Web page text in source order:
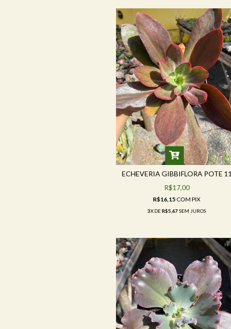
ECHEVERIA GIBBIFLORA POTE 11
R$17,00
R$16,15COM PIX
3X DER$5,67SEM JUROS